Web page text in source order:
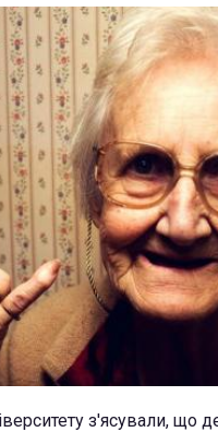
з'ясували, що